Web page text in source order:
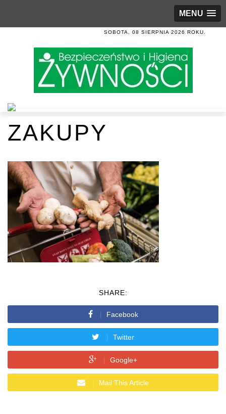
MENU
SOBOTA, 08 SIERPNIA 2026 ROKU.
ZAKUPY
SHARE:
Facebook
Twitter
Google+
Mail This Article